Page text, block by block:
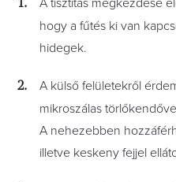
A tisztítás megkezdése
hogy a fűtés ki van
hidegek.
A külső felületekről
mikroszálas
A nehezebben
illetve keskeny fejjel